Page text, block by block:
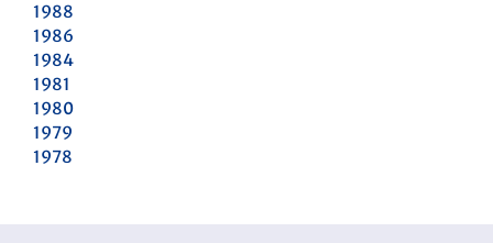
1988
1986
1984
1981
1980
1979
1978